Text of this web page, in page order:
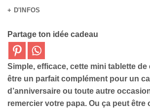
+ D'INFOS
Partage ton idée cadeau
Simple, efficace, cette mini tablette
être un parfait complément pour un
d’anniversaire ou toute autre
remercier votre papa. Ou ça peut être